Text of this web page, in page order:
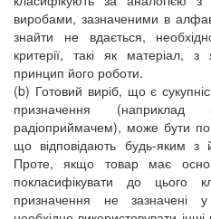
виробами, зазначеними в
знайти не вдається,
критерії, такі як матеріал,
принцип його роботи.
(b) Готовий виріб, що є
призначення
радіоприймачем), може бути
що відповідають будь-яким з
Проте, якщо товар має
покласифікувати до цього
призначення не зазначені